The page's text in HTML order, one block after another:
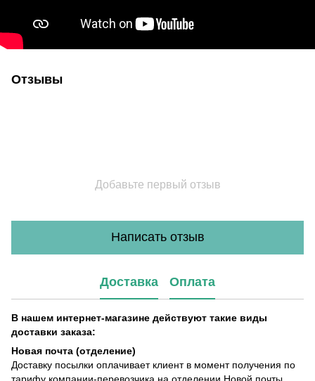
Отзывы
Добавьте первый отзыв
Написать отзыв
Доставка Оплата
В нашем интернет-магазине действуют такие виды
доставки заказа:
Новая почта (отделение)
Доставку посылки оплачивает клиент в момент получения по
тарифу компании-перевозчика на отделении Новой почты.